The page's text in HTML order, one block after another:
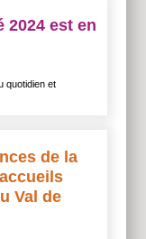
2024 est en
quotidien et
de la
Val de